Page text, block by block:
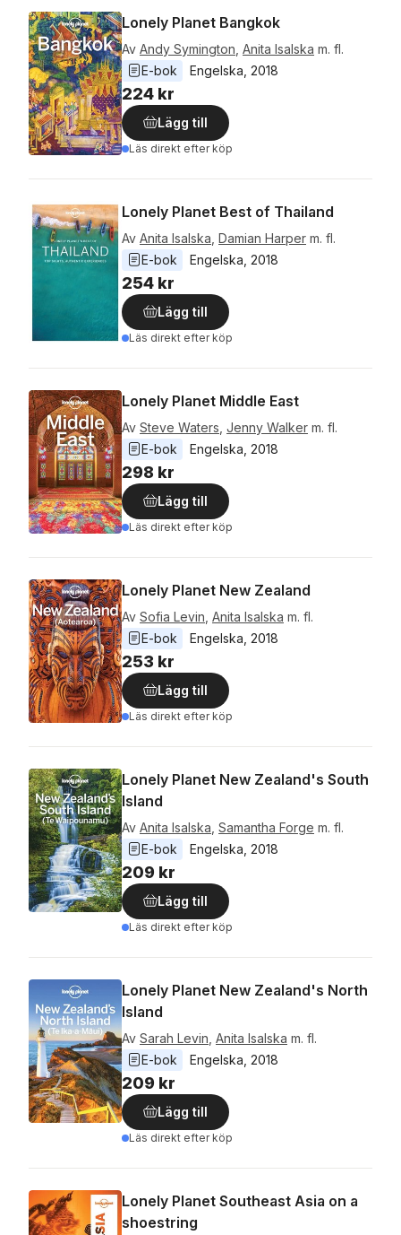
Lonely Planet Bangkok
Av Andy Symington Anita Isalska m. fl.
E-bok
Engelska 2018
224 kr
Lägg till
Läs direkt efter köp
Lonely Planet Best of Thailand
Av Anita Isalska Damian Harper m. fl.
E-bok
Engelska 2018
254 kr
Lägg till
Läs direkt efter köp
Lonely Planet Middle East
Av Steve Waters Jenny Walker m. fl.
E-bok
Engelska 2018
298 kr
Lägg till
Läs direkt efter köp
Lonely Planet New Zealand
Av Sofia Levin Anita Isalska m. fl.
E-bok
Engelska 2018
253 kr
Lägg till
Läs direkt efter köp
Lonely Planet New Zealand's South
Island
Av Anita Isalska Samantha Forge m. fl.
E-bok
Engelska 2018
209 kr
Lägg till
Läs direkt efter köp
Lonely Planet New Zealand's North
Island
Av Sarah Levin Anita Isalska m. fl.
E-bok
Engelska 2018
209 kr
Lägg till
Läs direkt efter köp
Lonely Planet Southeast Asia on a
shoestring